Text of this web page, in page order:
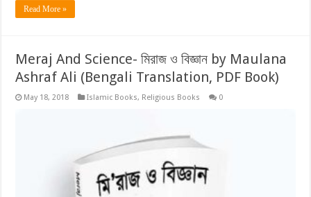
Read More »
Meraj And Science- মিরাজ ও বিজ্ঞান by Maulana
Ashraf Ali (Bengali Translation, PDF Book)
May 18, 2018 Islamic Books, Religious Books 0